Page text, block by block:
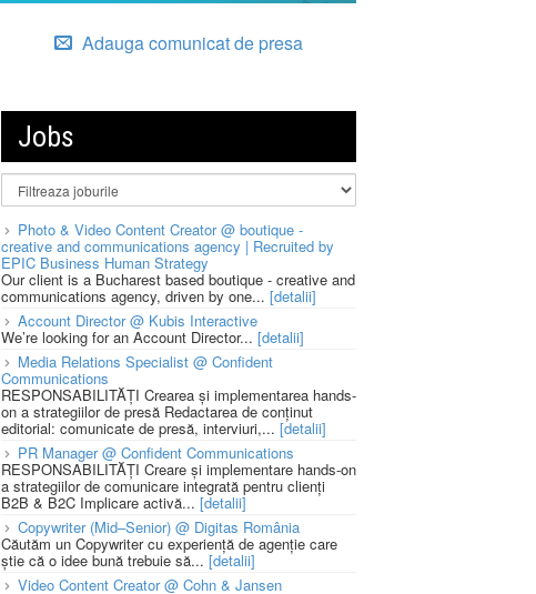
Adauga comunicat de presa
Jobs
Photo & Video Content Creator @ boutique -
creative and communications agency | Recruited by
EPIC Business Human Strategy
Our client is a Bucharest based boutique - creative and
communications agency, driven by one... [detalii]
Account Director @ Kubis Interactive
We’re looking for an Account Director... [detalii]
Media Relations Specialist @ Confident
Communications
RESPONSABILITĂȚI Crearea și implementarea hands-
on a strategiilor de presă Redactarea de conținut
editorial: comunicate de presă, interviuri,... [detalii]
PR Manager @ Confident Communications
RESPONSABILITĂȚI Creare și implementare hands-on
a strategiilor de comunicare integrată pentru clienți
B2B & B2C Implicare activă... [detalii]
Copywriter (Mid–Senior) @ Digitas România
Căutăm un Copywriter cu experiență de agenție care
știe că o idee bună trebuie să... [detalii]
Video Content Creator @ Cohn & Jansen